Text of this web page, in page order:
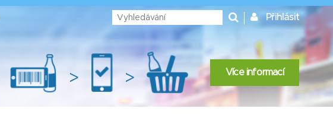
Přihlásit
> > Více informací